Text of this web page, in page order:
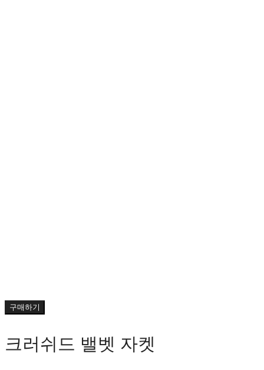
구매하기
크러쉬드 밸벳 자켓